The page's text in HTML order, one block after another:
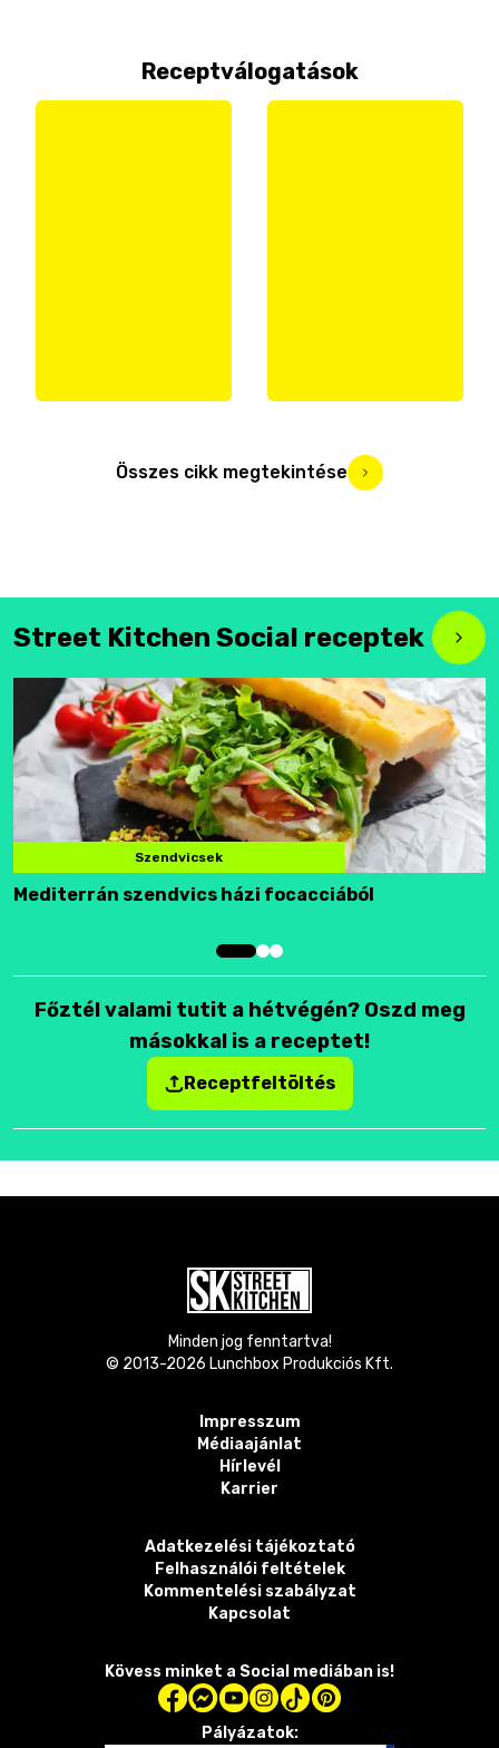
Receptválogatások
Összes cikk megtekintése
Street Kitchen Social receptek
Szendvicsek
Mediterrán szendvics házi focacciából
Főztél valami tutit a hétvégén? Oszd meg
másokkal is a receptet!
Receptfeltöltés
Minden jog fenntartva!
© 2013-2026 Lunchbox Produkciós Kft.
Impresszum
Médiaajánlat
Hírlevél
Karrier
Adatkezelési tájékoztató
Felhasználói feltételek
Kommentelési szabályzat
Kapcsolat
Kövess minket a Social mediában is!
Pályázatok: